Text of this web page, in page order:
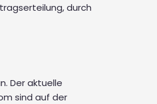
durch
Der aktuelle
sind auf der